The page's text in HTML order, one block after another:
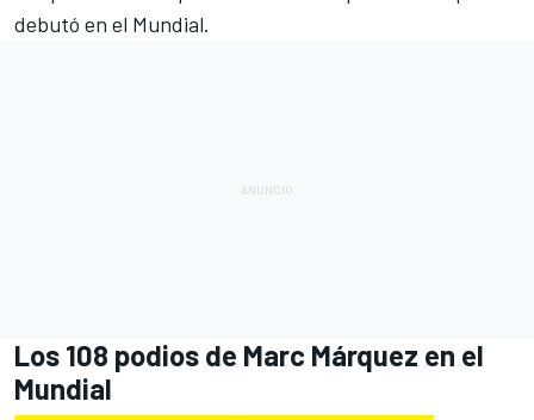
debutó en el Mundial.
Los 108 podios de Marc Márquez en el
Mundial